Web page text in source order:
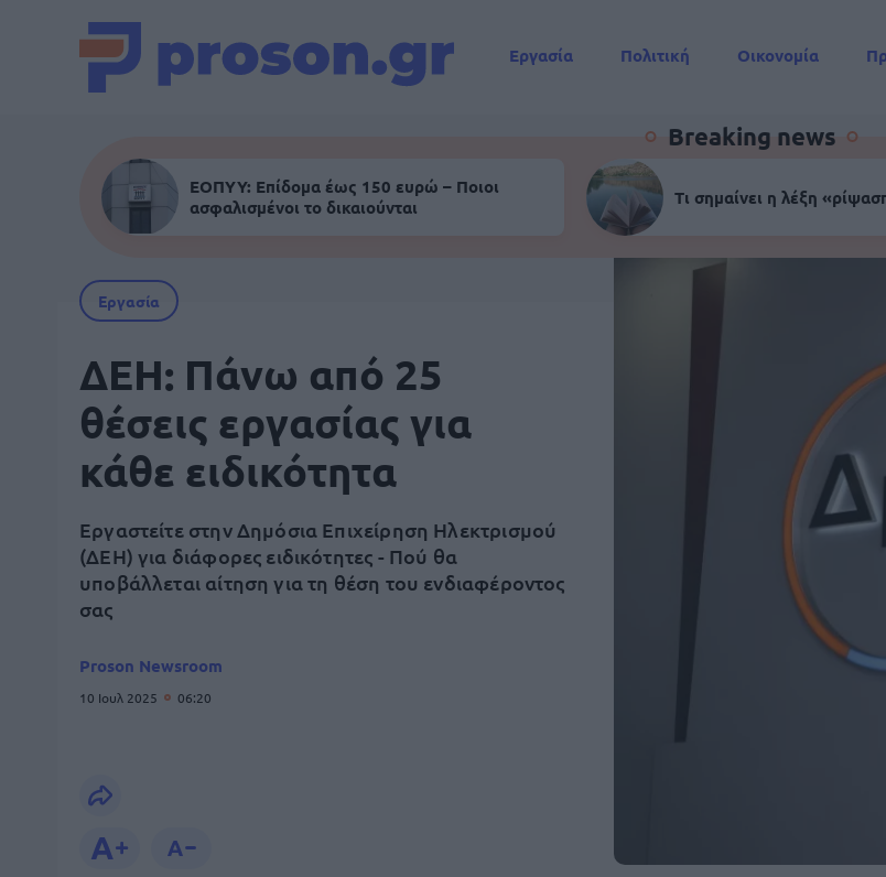
Εργασία Πολιτική Οικονομία
Breaking news
ΕΟΠΥΥ: Επίδομα έως 150 ευρώ – Ποιοι
ασφαλισμένοι το δικαιούνται
Τι σημαίνει η λέξη
Εργασία
ΔΕΗ: Πάνω από 25
θέσεις εργασίας για
κάθε ειδικότητα
Εργαστείτε στην Δημόσια Επιχείρηση Ηλεκτρισμού
(ΔΕΗ) για διάφορες ειδικότητες - Πού θα
υποβάλλεται αίτηση για τη θέση του ενδιαφέροντος
σας
Proson Newsroom
10 Ιουλ 2025 06:20